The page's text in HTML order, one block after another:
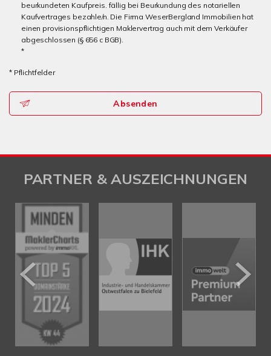
beurkundeten Kaufpreis. fällig bei Beurkundung des notariellen
Kaufvertrages bezahle/n. Die Firma WeserBergland Immobilien hat
einen provisionspflichtigen Maklervertrag auch mit dem Verkäufer
abgeschlossen (§ 656 c BGB).
*
* Pflichtfelder
Absenden
PARTNER & AUSZEICHNUNGEN